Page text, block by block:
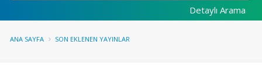
Detaylı Arama
ANA SAYFA SON EKLENEN YAYINLAR